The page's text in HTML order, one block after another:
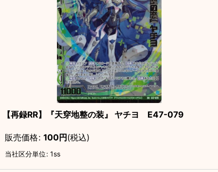
【再録RR】『天穿地整の装』 ヤチヨ E47-079
販売価格: 100円(税込)
当社区分単位: 1ss